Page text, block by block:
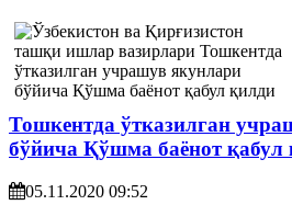
Тошкентда ўтказилган
бўйича Қўшма баёнот қабул
05.11.2020 09:52